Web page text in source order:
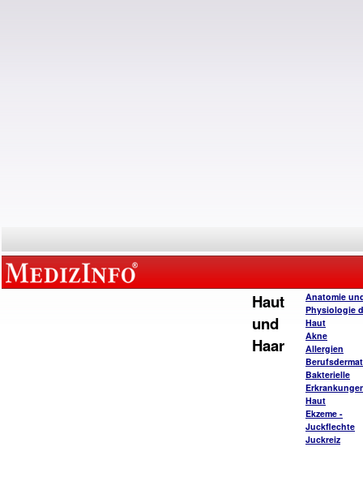
Haut
und
Haar
Anatomie
Physiologie
Haut
Akne
Allergien
Bakterielle
Haut
Ekzeme -
Juckflechte
Juckreiz